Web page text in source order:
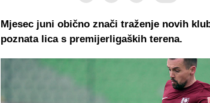
Mjesec juni obično znači traženje novih
poznata lica s premijerligaških terena.